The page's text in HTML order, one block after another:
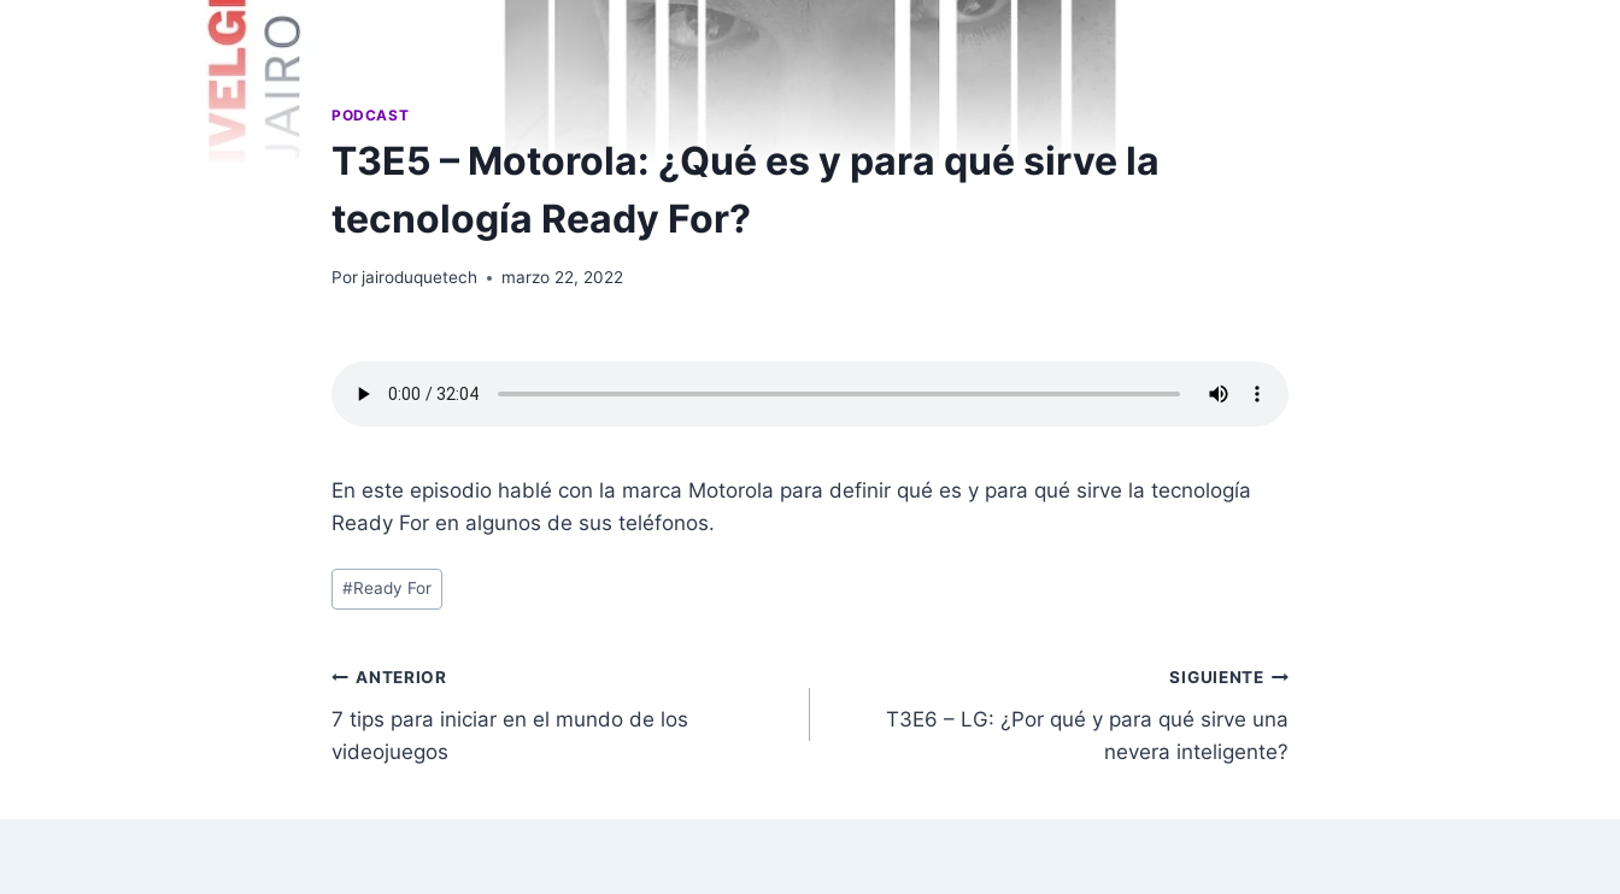
PODCAST
T3E5 – Motorola: ¿Qué es y para qué sirve la
tecnología Ready For?
Por jairoduquetech marzo 22, 2022
En este episodio hablé con la marca Motorola para definir qué es y para qué sirve la tecnología
Ready For en algunos de sus teléfonos.
Etiquetas
de
entrada:
#Ready For
Navegación
de
ANTERIOR
7 tips para iniciar en el mundo de los
videojuegos
SIGUIENTE
T3E6 – LG: ¿Por qué y para qué sirve una
nevera inteligente?